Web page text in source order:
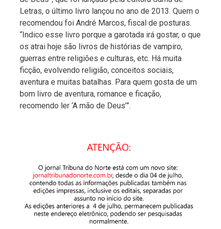
Letras, o último livro lançou no ano de 2013. Quem o
recomendou foi André Marcos, fiscal de posturas.
“Indico esse livro porque a garotada irá gostar, o que
os atrai hoje são livros de histórias de vampiro,
guerras entre religiões e culturas, etc. Há muita
ficção, evolvendo religião, conceitos sociais,
aventura e muitas batalhas. Para quem gosta de um
bom livro de aventura, romance e ficação,
recomendo ler ‘A mão de Deus’”.